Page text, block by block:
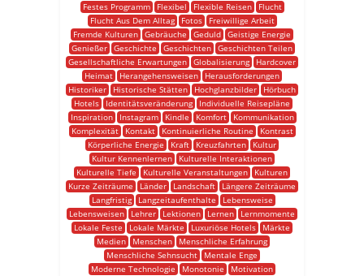
Festes Programm
Flexibel Flexible Reisen
Flucht
Flucht Aus Dem Alltag
Fotos
Freiwillige Arbeit
Fremde Kulturen Gebräuche Geduld Geistige Energie
Genießer Geschichte Geschichten Geschichten Teilen
Gesellschaftliche Erwartungen Globalisierung
Hardcover
Heimat
Herangehensweisen
Herausforderungen
Historiker
Historische Stätten Hochglanzbilder
Hörbuch
Hotels
Identitätsveränderung
Individuelle Reisepläne
Inspiration
Instagram Kindle Komfort
Kommunikation
Komplexität
Kontakt Kontinuierliche Routine
Kontrast
Körperliche Energie
Kraft Kreuzfahrten
Kultur
Kultur Kennenlernen
Kulturelle Interaktionen
Kulturelle Tiefe
Kulturelle Veranstaltungen
Kulturen
Kurze Zeiträume
Länder Landschaft
Längere Zeiträume
Langfristig
Langzeitaufenthalte
Lebensweise
Lebensweisen
Lehrer Lektionen Lernen
Lernmomente
Lokale Feste
Lokale Märkte Luxuriöse Hotels
Märkte
Medien
Menschen
Menschliche Erfahrung
Menschliche Sehnsucht
Mentale Enge
Moderne Technologie
Monotonie
Motivation